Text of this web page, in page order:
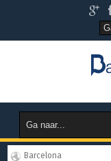
Barcelona